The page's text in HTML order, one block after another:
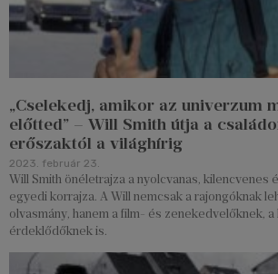
„Cselekedj, amikor az univerzum
előtted” – Will Smith útja a
erőszaktól a világhírig
2023. február 23.
Will Smith önéletrajza a nyolcvanas, kilencvenes
egyedi korrajza. A Will nemcsak a rajongóknak
olvasmány, hanem a film- és zenekedvelőknek, a
érdeklődőknek is.